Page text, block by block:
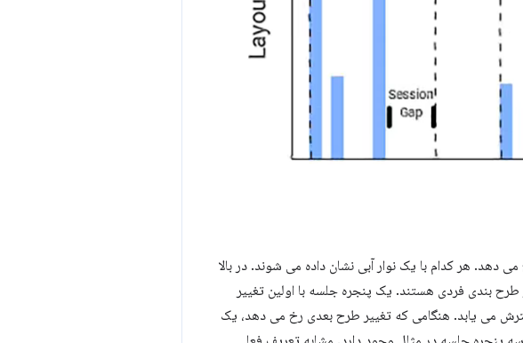
دهد. هر کدام با یک نوار آبی نشان داده می شوند. در بالا
طرح بندی فردی هستند. یک پنجره جلسه با اولین تغییر
می یابد. هنگامی که تغییر طرح بعدی رخ می دهد، یک